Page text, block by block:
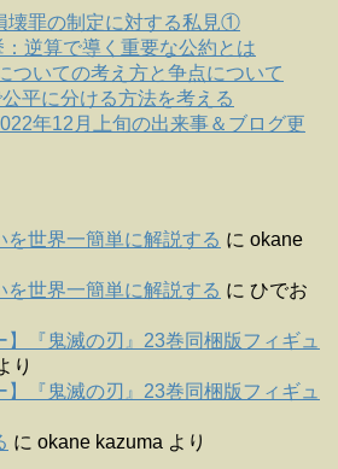
壊罪の制定に対する私見①
逆算で導く重要な公約とは
ついての考え方と争点について
平に分ける方法を考える
年12月上旬の出来事＆ブログ更
世界一簡単に解説する に okane
世界一簡単に解説する に ひでお
】『鬼滅の刃』23巻同梱版フィギュ
り
】『鬼滅の刃』23巻同梱版フィギュ
に okane kazuma より